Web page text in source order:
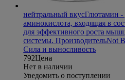
нейтральный вкусГлютамин -
аминокислота, входящая в
для эффективного роста
системы. ПроизводительNot
Сила и выносливость
792Цена
Нет в наличии
Уведомить о поступлении